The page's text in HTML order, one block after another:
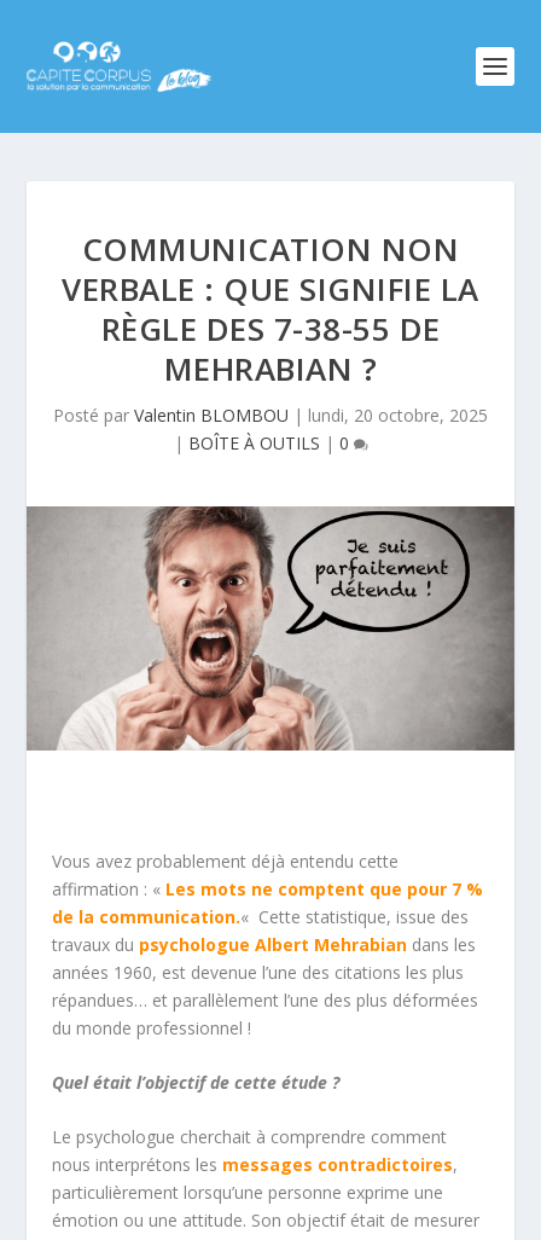
COMMUNICATION NON
VERBALE : QUE SIGNIFIE LA
RÈGLE DES 7-38-55 DE
MEHRABIAN ?
Posté par Valentin BLOMBOU | lundi, 20 octobre, 2025
| BOÎTE À OUTILS | 0
Vous avez probablement déjà entendu cette
affirmation : « Les mots ne comptent que pour 7 %
de la communication.« Cette statistique, issue des
travaux du psychologue Albert Mehrabiandans les
années 1960, est devenue l’une des citations les plus
répandues… et parallèlement l’une des plus déformées
du monde professionnel !
Quel était l’objectif de cette étude ?
Le psychologue cherchait à comprendre comment
nous interprétons les messages contradictoires,
particulièrement lorsqu’une personne exprime une
émotion ou une attitude. Son objectif était de mesurer